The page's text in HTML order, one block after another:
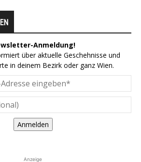
Anmeldung!
über aktuelle Geschehnisse und
in deinem Bezirk oder ganz Wien.
Anmelden
Anzeige